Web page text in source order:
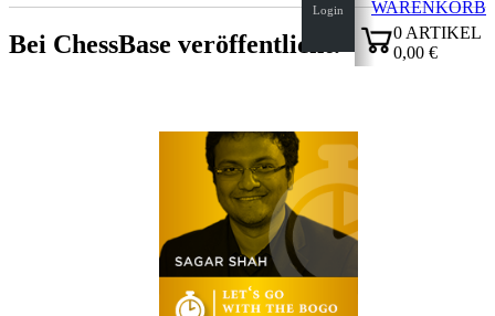
Login
WARENKORB
0 ARTIKEL
0,00 €
Bei ChessBase veröffentlicht: